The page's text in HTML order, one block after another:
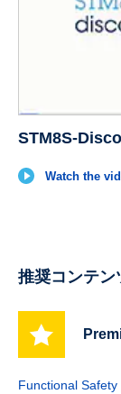
STM8S-
Watch the
推奨コンテン
Functional